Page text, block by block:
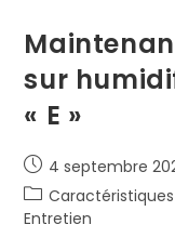
sur
« E »
Publication
publiée :
4 septembre
Post
category:
Entretien